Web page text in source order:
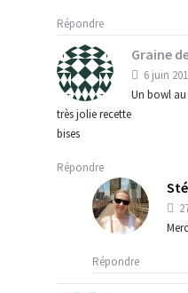
Répondre
Graine
6 juin
Un bowl
très jolie recette
bises
Répondre
Répondre